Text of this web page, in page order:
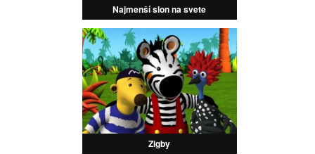
Najmenší slon na svete
Zigby